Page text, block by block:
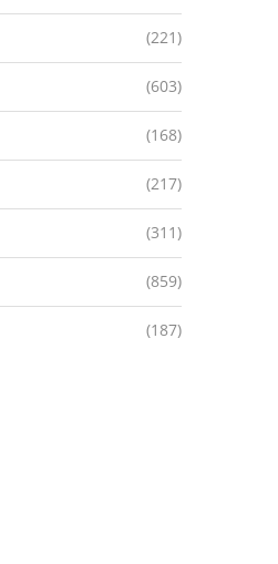
(221)
(603)
(168)
(217)
(311)
(859)
(187)